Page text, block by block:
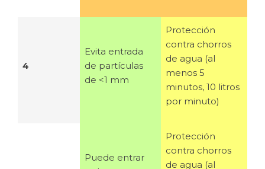
4
Evita entrada
de partículas
de <1 mm
Protección
contra chorros
de agua (al
menos 5
minutos, 10 litros
por minuto)
Puede entrar
Protección
contra chorros
de agua (al